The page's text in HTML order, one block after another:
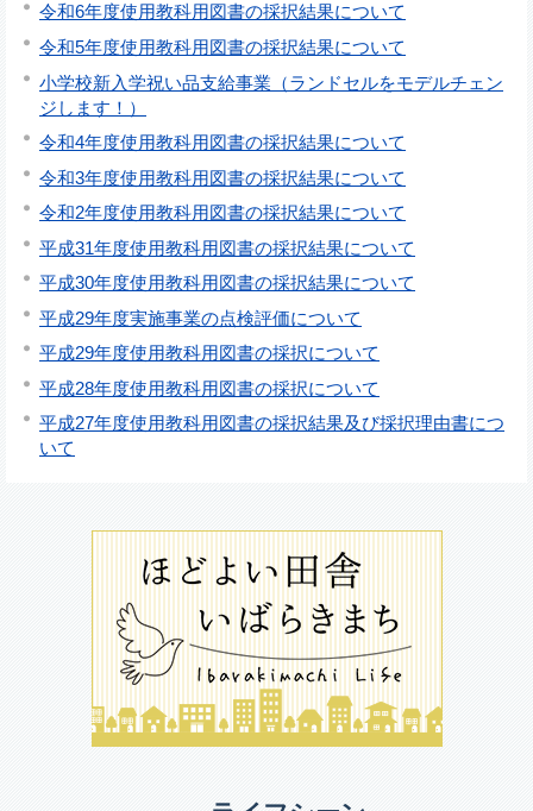
令和6年度使用教科用図書の採択結果について
令和5年度使用教科用図書の採択結果について
小学校新入学祝い品支給事業（ランドセルをモデルチェン
ジします！）
令和4年度使用教科用図書の採択結果について
令和3年度使用教科用図書の採択結果について
令和2年度使用教科用図書の採択結果について
平成31年度使用教科用図書の採択結果について
平成30年度使用教科用図書の採択結果について
平成29年度実施事業の点検評価について
平成29年度使用教科用図書の採択について
平成28年度使用教科用図書の採択について
平成27年度使用教科用図書の採択結果及び採択理由書につ
いて